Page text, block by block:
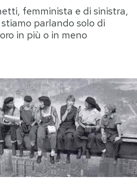
Storie/Idee
Ok Boomer!
Media
Mondiali calcio 2026
femminista e di sinistra,
parlando solo di
in più o in meno